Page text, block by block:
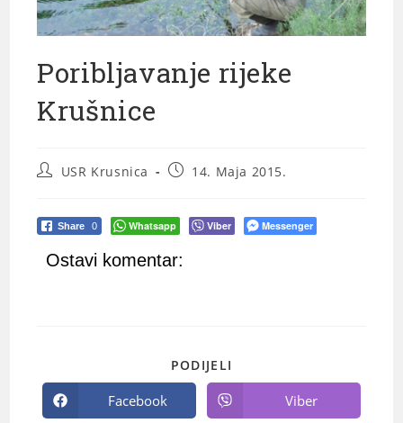
Poribljavanje rijeke
Krušnice
USR Krusnica 14. Maja 2015.
Share 0 Whatsapp Viber Messenger
Ostavi komentar:
PODIJELI
Facebook Viber